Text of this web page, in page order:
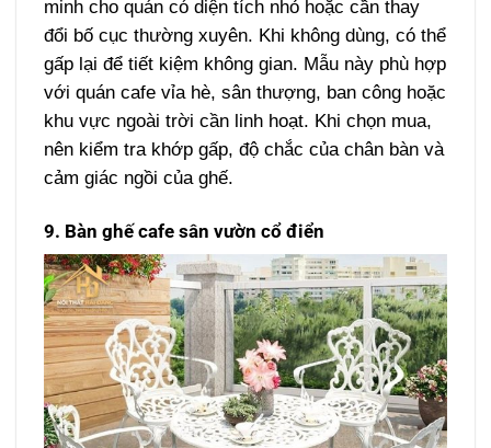
minh cho quán có diện tích nhỏ hoặc cần thay
đổi bố cục thường xuyên. Khi không dùng, có thể
gấp lại để tiết kiệm không gian. Mẫu này phù hợp
với quán cafe vỉa hè, sân thượng, ban công hoặc
khu vực ngoài trời cần linh hoạt. Khi chọn mua,
nên kiểm tra khớp gấp, độ chắc của chân bàn và
cảm giác ngồi của ghế.
9. Bàn ghế cafe sân vườn cổ điển